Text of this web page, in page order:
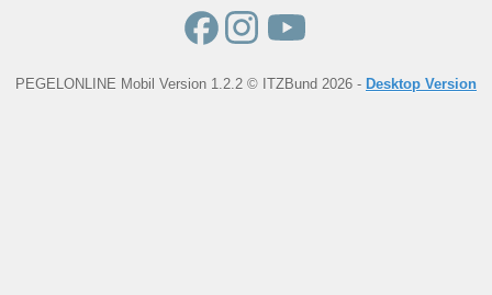
PEGELONLINE Mobil Version 1.2.2 © ITZBund 2026 - Desktop Version